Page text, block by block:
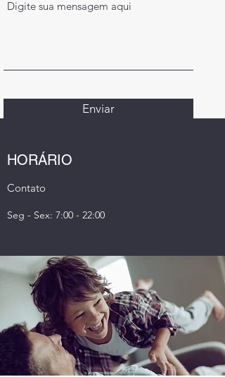
Enviar
HORÁRIO
Contato
Seg - Sex: 7:00 - 22:00